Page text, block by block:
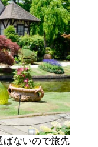
ばないので旅先